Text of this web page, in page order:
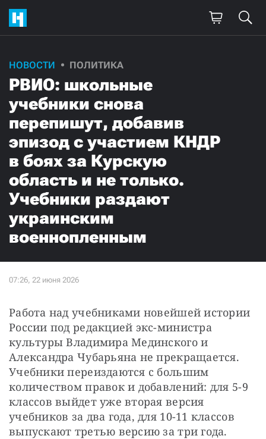
НОВОСТИ ПОЛИТИКА
РВИО: школьные
учебники снова
перепишут, добавив
эпизод с участием КНДР
в боях за Курскую
область и не только.
Учебники раздают
украинским
военнопленным
Работа над учебниками новейшей истории
России под редакцией экс-министра
культуры Владимира Мединского и
Александра Чубарьяна не прекращается.
Учебники переиздаются с большим
количеством правок и добавлений: для 5-9
классов выйдет уже вторая версия
учебников за два года, для 10-11 классов
выпускают третью версию за три года.